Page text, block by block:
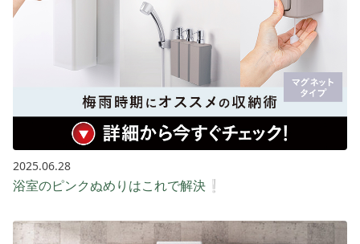
2025.06.28
浴室のピンクぬめりはこれで解決❕